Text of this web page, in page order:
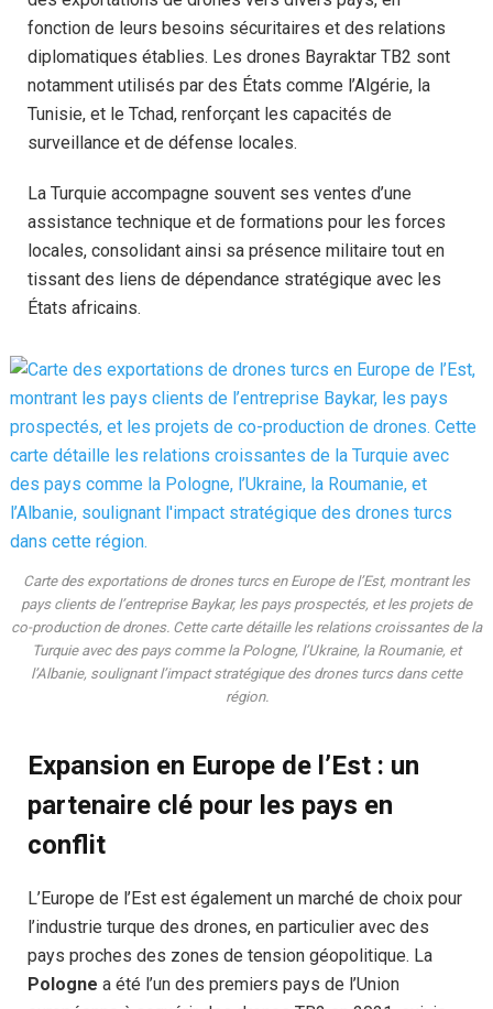
fonction de leurs besoins sécuritaires et des relations
diplomatiques établies. Les drones Bayraktar TB2 sont
notamment utilisés par des États comme l’Algérie, la
Tunisie, et le Tchad, renforçant les capacités de
surveillance et de défense locales.
La Turquie accompagne souvent ses ventes d’une
assistance technique et de formations pour les forces
locales, consolidant ainsi sa présence militaire tout en
tissant des liens de dépendance stratégique avec les
États africains.
Carte des exportations de drones turcs en Europe de l’Est, montrant les
pays clients de l’entreprise Baykar, les pays prospectés, et les projets de
co-production de drones. Cette carte détaille les relations croissantes de la
Turquie avec des pays comme la Pologne, l’Ukraine, la Roumanie, et
l’Albanie, soulignant l’impact stratégique des drones turcs dans cette
région.
Expansion en Europe de l’Est : un
partenaire clé pour les pays en
conflit
L’Europe de l’Est est également un marché de choix pour
l’industrie turque des drones, en particulier avec des
pays proches des zones de tension géopolitique. La
Pologne a été l’un des premiers pays de l’Union